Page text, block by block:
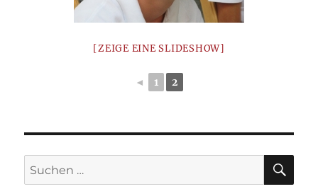
[ZEIGE EINE SLIDESHOW]
◄ 1 2
Suchen
nach: